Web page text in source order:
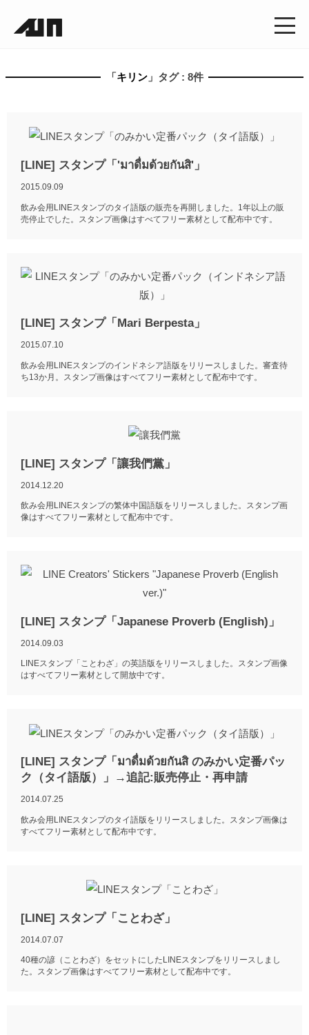
「キリン」タグ : 8件
[LINE] スタンプ「'มาดื่มด้วยกันสิ'」
2015.09.09
飲み会用LINEスタンプのタイ語版の販売を再開しました。1年以上の販
売停止でした。スタンプ画像はすべてフリー素材として配布中です。
[LINE] スタンプ「Mari Berpesta」
2015.07.10
飲み会用LINEスタンプのインドネシア語版をリリースしました。審査待
ち13か月。スタンプ画像はすべてフリー素材として配布中です。
[LINE] スタンプ「讓我們黨」
2014.12.20
飲み会用LINEスタンプの繁体中国語版をリリースしました。スタンプ画
像はすべてフリー素材として配布中です。
[LINE] スタンプ「Japanese Proverb (English)」
2014.09.03
LINEスタンプ「ことわざ」の英語版をリリースしました。スタンプ画像
はすべてフリー素材として開放中です。
[LINE] スタンプ「มาดื่มด้วยกันสิ のみかい定番パッ
ク（タイ語版）」→追記:販売停止・再申請
2014.07.25
飲み会用LINEスタンプのタイ語版をリリースしました。スタンプ画像は
すべてフリー素材として配布中です。
[LINE] スタンプ「ことわざ」
2014.07.07
40種の諺（ことわざ）をセットにしたLINEスタンプをリリースしまし
た。スタンプ画像はすべてフリー素材として配布中です。